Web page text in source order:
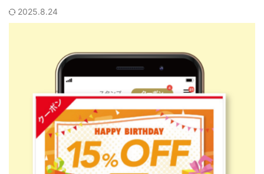
2025.8.24